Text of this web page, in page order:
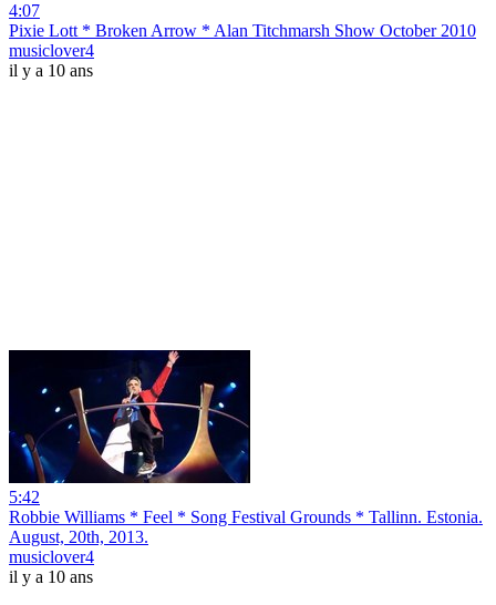
4:07
Pixie Lott * Broken Arrow * Alan Titchmarsh Show October 2010
musiclover4
il y a 10 ans
5:42
Robbie Williams * Feel * Song Festival Grounds * Tallinn. Estonia.
August, 20th, 2013.
musiclover4
il y a 10 ans